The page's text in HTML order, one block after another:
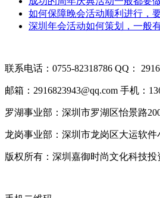
如何保障晚会活动顺利进行，
深圳年会活动如何策划，一般
联系电话：0755-82318786 QQ：
邮箱：2916823943@qq.com 手机：
罗湖事业部：深圳市罗湖区怡景路
龙岗事业部：深圳市龙岗区大运软件
版权所有：深圳嘉御时尚文化科技投